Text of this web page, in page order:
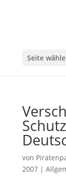
Seite
von
2007|